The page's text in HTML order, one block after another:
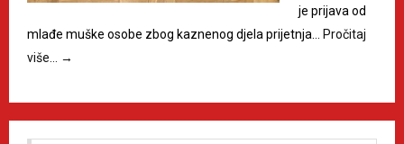
je prijava od
mlađe muške osobe zbog kaznenog djela prijetnja… Pročitaj
više…
→